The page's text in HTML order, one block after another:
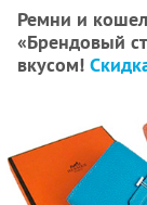
Ремни и
«Брендовый
вкусом!